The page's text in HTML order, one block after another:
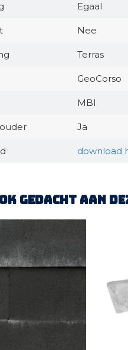
Egaal
Nee
Terras
GeoCorso
MBI
Ja
download
gedacht aan